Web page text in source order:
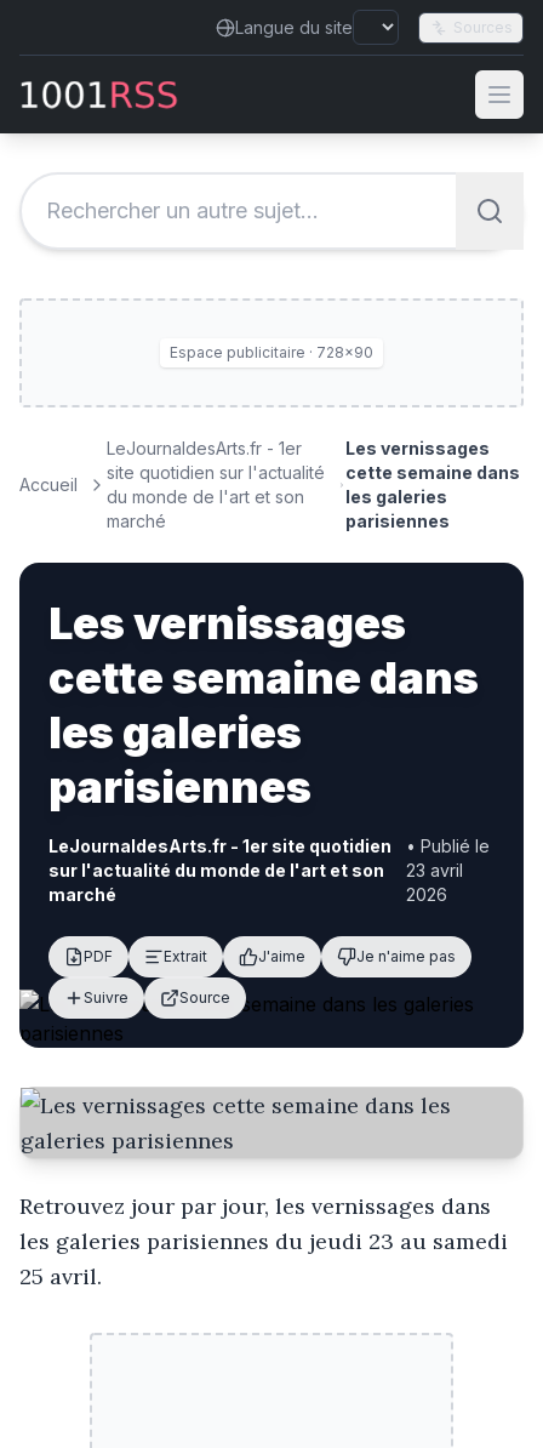
Langue du site Sources
Espace publicitaire · 728×90
Accueil
LeJournaldesArts.fr - 1er
site quotidien sur l'actualité
du monde de l'art et son
marché
Les vernissages
cette semaine dans
les galeries
parisiennes
Les vernissages
cette semaine dans
les galeries
parisiennes
LeJournaldesArts.fr - 1er site quotidien
sur l'actualité du monde de l'art et son
marché
• Publié le
23 avril
2026
PDF Extrait J'aime Je n'aime pas
Suivre Source
Retrouvez jour par jour, les vernissages dans
les galeries parisiennes du jeudi 23 au samedi
25 avril.